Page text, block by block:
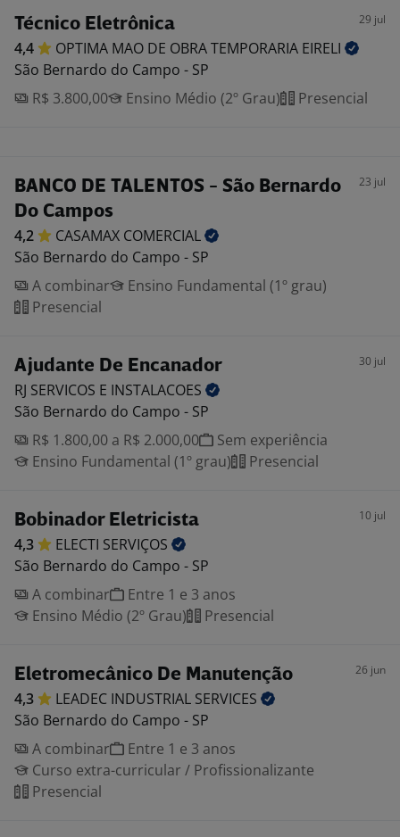
Técnico Eletrônica 29 jul
4,4 OPTIMA MAO DE OBRA TEMPORARIA EIRELI
São Bernardo do Campo - SP
R$ 3.800,00
Ensino Médio (2º Grau) Presencial
BANCO DE TALENTOS - São Bernardo
Do Campos
23 jul
4,2 CASAMAX COMERCIAL
São Bernardo do Campo - SP
A combinar
Ensino Fundamental (1º grau)
Presencial
Ajudante De Encanador 30 jul
RJ SERVICOS E INSTALACOES
São Bernardo do Campo - SP
R$ 1.800,00 a R$ 2.000,00
Sem experiência
Ensino Fundamental (1º grau)
Presencial
Bobinador Eletricista 10 jul
4,3 ELECTI SERVIÇOS
São Bernardo do Campo - SP
A combinar
Entre 1 e 3 anos
Ensino Médio (2º Grau)
Presencial
Eletromecânico De Manutenção 26 jun
4,3 LEADEC INDUSTRIAL SERVICES
São Bernardo do Campo - SP
A combinar
Entre 1 e 3 anos
Curso extra-curricular / Profissionalizante
Presencial